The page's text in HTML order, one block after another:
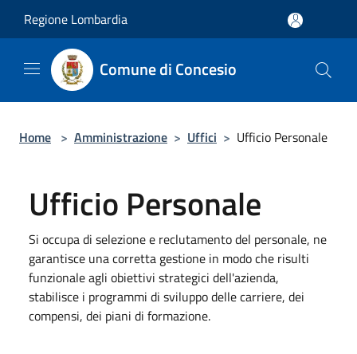
Regione Lombardia
Comune di Concesio
Home > Amministrazione > Uffici > Ufficio Personale
Ufficio Personale
Si occupa di selezione e reclutamento del personale, ne
garantisce una corretta gestione in modo che risulti
funzionale agli obiettivi strategici dell'azienda,
stabilisce i programmi di sviluppo delle carriere, dei
compensi, dei piani di formazione.